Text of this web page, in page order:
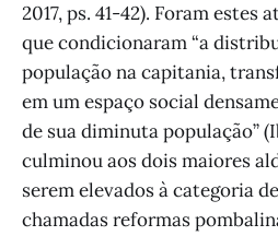
2017, ps. 41-42). Foram estes
que condicionaram “a
população na capitania,
em um espaço social
de sua diminuta população”
culminou aos dois maiores
serem elevados à categoria
chamadas reformas